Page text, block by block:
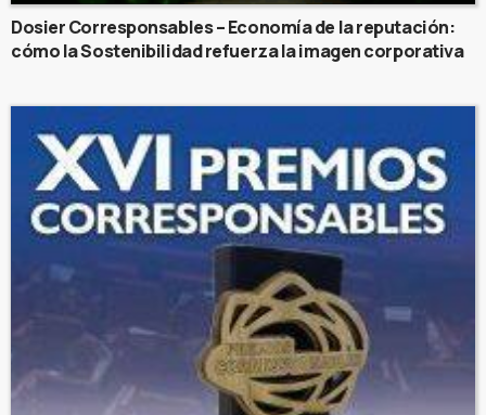
Dosier Corresponsables – Economía de la reputación:
cómo la Sostenibilidad refuerza la imagen corporativa